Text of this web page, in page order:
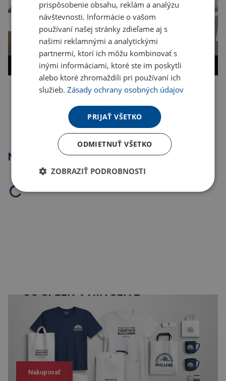
Najpredávanejšie
Nakupovať
prispôsobenie obsahu, reklám a analýzu
návštevnosti. Informácie o vašom
používaní našej stránky zdieľame aj s
našimi reklamnými a analytickými
partnermi, ktorí ich môžu kombinovať s
inými informáciami, ktoré ste im poskytli
alebo ktoré zhromaždili pri používaní ich
služieb.Zásady ochrany osobných údajov
PRIJAŤ VŠETKO
ODMIETNUŤ VŠETKO
ZOBRAZIŤ PODROBNOSTI